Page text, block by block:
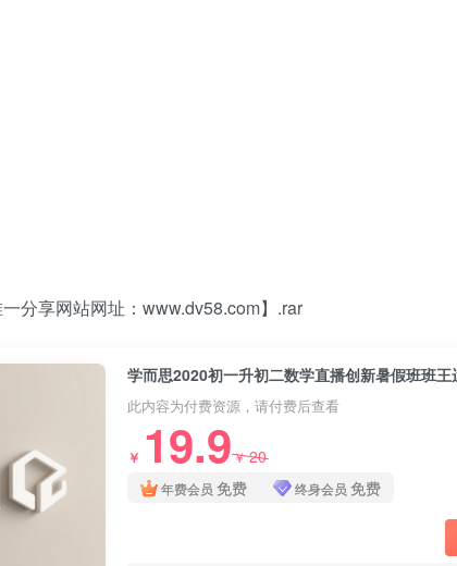
分享网站网址：www.dv58.com】.rar
此内容为付费资源，请付费后查看
￥ 19.9￥20
年费会员 免费 终身会员 免费